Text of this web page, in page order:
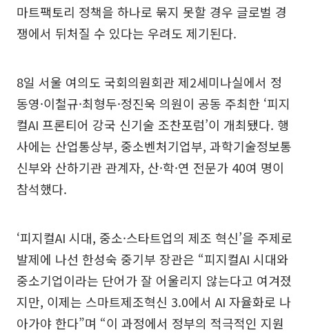
마트팩토리 정책을 하나로 묶지 못할 경우 글로벌 경
쟁에서 뒤처질 수 있다는 우려도 제기된다.
8일 서울 여의도 국회의원회관 제2세미나실에서 정
동영·이철규·최형두·정진욱 의원이 공동 주최한 ‘피지
컬AI 프론티어 강국 신기술 조찬포럼’이 개최됐다. 행
사에는 산업통상부, 중소벤처기업부, 과학기술정보통
신부와 산하기관 관계자, 산·학·연 전문가 40여 명이
참석했다.
‘피지컬AI 시대, 중소·스타트업의 제조 혁신’을 주제로
발제에 나선 한성숙 중기부 장관은 “피지컬AI 시대와
중소기업이라는 단어가 잘 어울리지 않는다고 여겨졌
지만, 이제는 스마트제조혁신 3.0에서 AI 자율화로 나
아가야 한다”며 “이 과정에서 정부의 적극적인 지원